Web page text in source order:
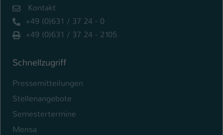
Kontakt
+49 (0)631 / 37 24 - 0
+49 (0)631 / 37 24 - 2105
Schnellzugriff
Pressemitteilungen
Stellenangebote
Semestertermine
Mensa